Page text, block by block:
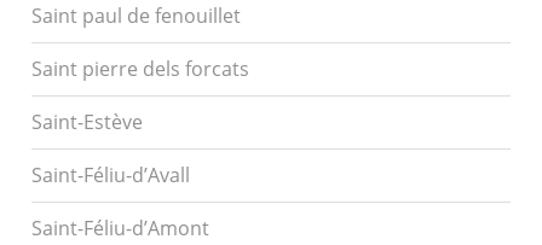
Saint paul de fenouillet
Saint pierre dels forcats
Saint-Estève
Saint-Féliu-d’Avall
Saint-Féliu-d’Amont